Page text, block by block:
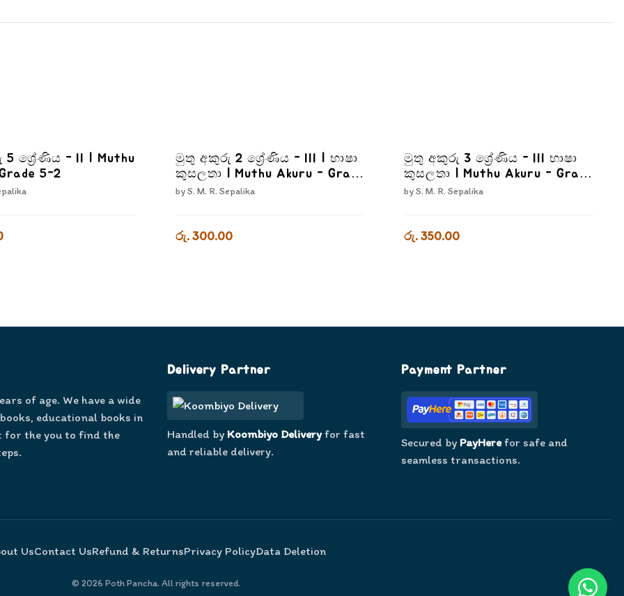
ශ්‍රේණිය - II | Muthu
5-2
මුතු අකුරු 2 ශ්‍රේණිය - III | භාෂා
කුසලතා | Muthu Akuru - Grade
2-3
byS. M. R. Sepalika
රු. 300.00
මුතු අකුරු 3 ශ්‍රේණිය - III භාෂා
කුසලතා | Muthu Akuru - Grade
3-3
byS. M. R. Sepalika
රු. 350.00
of age. We have a wide
educational books in
for the you to find the
Delivery Partner
Handled by Koombiyo Deliveryfor fast
and reliable delivery.
Payment Partner
Secured by PayHerefor safe and
seamless transactions.
UsContact UsRefund & ReturnsPrivacy PolicyData Deletion
© 2026 Poth Pancha. All rights reserved.